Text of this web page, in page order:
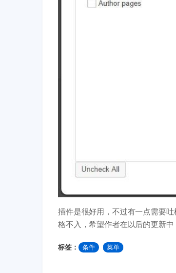
插件是很好用，不过有一点需要
格不入，希望作者在以后的更新
标签： 条件 菜单